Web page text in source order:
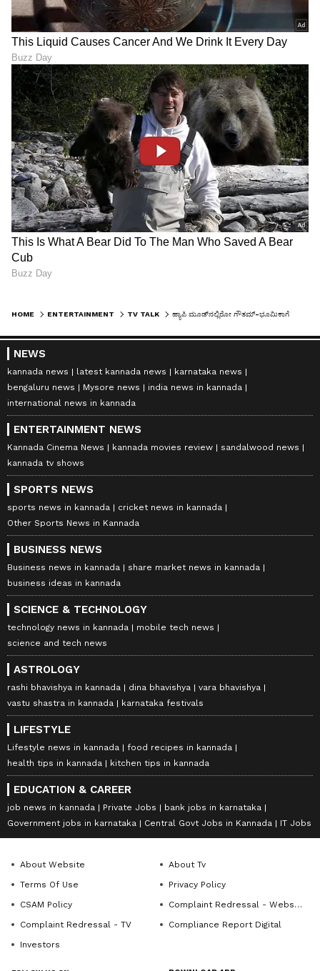
HOME ENTERTAINMENT TV TALK
NEWS
kannada news latest kannada news
karnataka news
bengaluru news
Mysore news
india news in kannada
international news in kannada
ENTERTAINMENT NEWS
Kannada Cinema News kannada movies review
sandalwood news
kannada tv shows
SPORTS NEWS
sports news in kannada
cricket news in kannada
Other Sports News in Kannada
BUSINESS NEWS
Business news in kannada
share market news in kannada
business ideas in kannada
SCIENCE & TECHNOLOGY
technology news in kannada
mobile tech news
science and tech news
ASTROLOGY
rashi bhavishya in kannada dina bhavishya
vara bhavishya
vastu shastra in kannada
karnataka festivals
LIFESTYLE
Lifestyle news in kannada
food recipes in kannada
health tips in kannada
kitchen tips in kannada
EDUCATION & CAREER
job news in kannada Private Jobs
bank jobs in karnataka
Government jobs in karnataka
Central Govt Jobs in Kannada IT Jobs
About Website
About Tv
Terms Of Use
Privacy Policy
CSAM Policy
Complaint Redressal - Website
Complaint Redressal - TV
Compliance Report Digital
Investors